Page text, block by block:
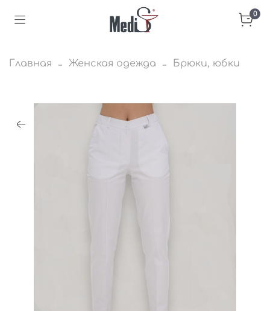
0
Главная Женская одежда Брюки, юбки